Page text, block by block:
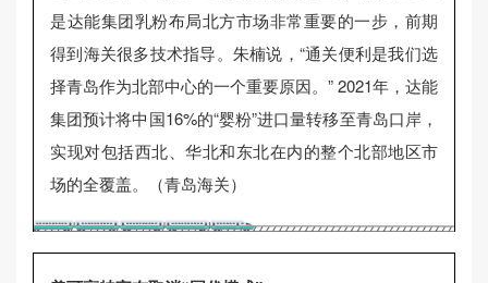
是达能集团乳粉布局北方市场非常重要的一步，前期
得到海关很多技术指导。朱楠说，“通关便利是我们选
择青岛作为北部中心的一个重要原因。” 2021年，达能
集团预计将中国16%的“婴粉”进口量转移至青岛口岸，
实现对包括西北、华北和东北在内的整个北部地区市
场的全覆盖。（青岛海关）